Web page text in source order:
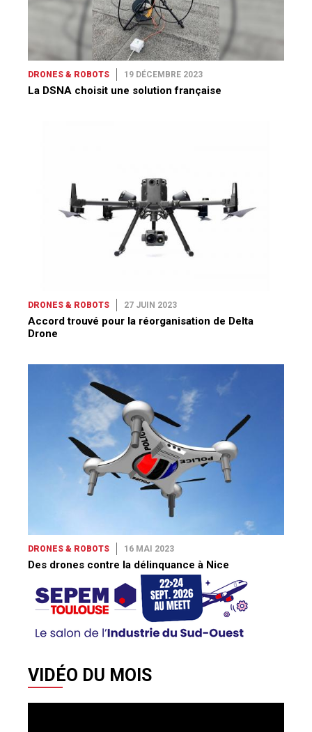
DRONES & ROBOTS 19 DÉCEMBRE 2023
La DSNA choisit une solution française
DRONES & ROBOTS 27 JUIN 2023
Accord trouvé pour la réorganisation de Delta
Drone
DRONES & ROBOTS 16 MAI 2023
Des drones contre la délinquance à Nice
VIDÉO DU MOIS